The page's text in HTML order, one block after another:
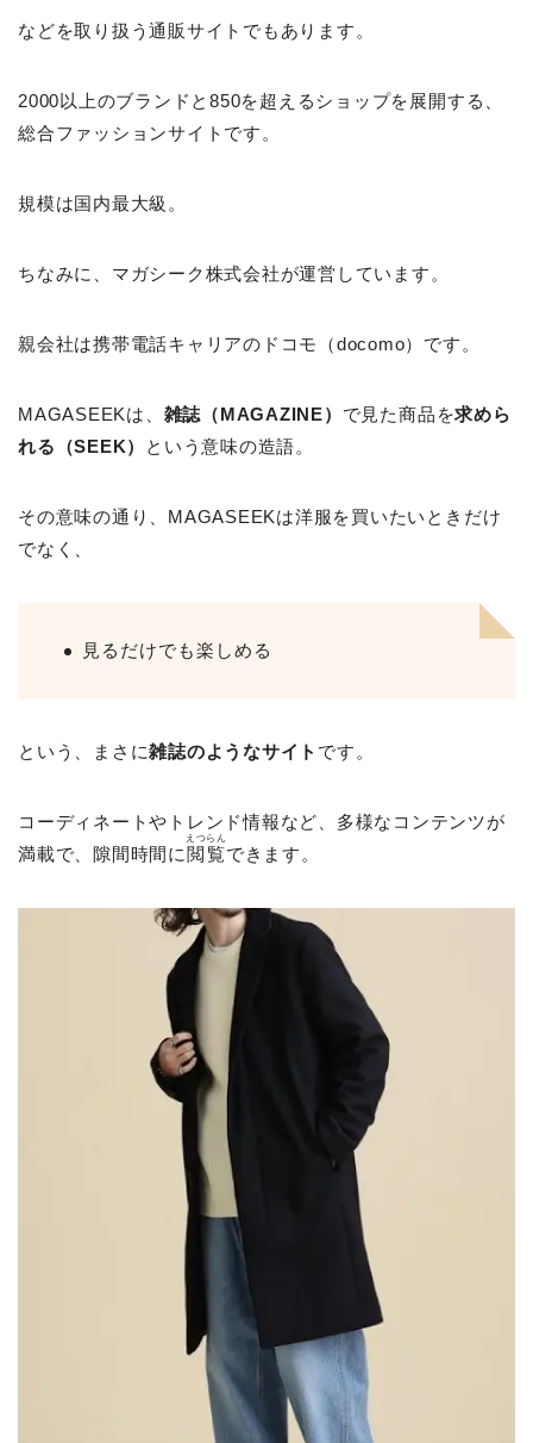
などを取り扱う通販サイトでもあります。
2000以上のブランドと850を超えるショップを展開する、
総合ファッションサイトです。
規模は国内最大級。
ちなみに、マガシーク株式会社が運営しています。
親会社は携帯電話キャリアのドコモ（docomo）です。
MAGASEEKは、 雑誌（MAGAZINE） で見た商品を求めら
れる（SEEK）
という意味の造語。
その意味の通り、MAGASEEKは洋服を買いたいときだけ
でなく、
見るだけでも楽しめる
という、まさに雑誌のようなサイト です。
コーディネートやトレンド情報など、多様なコンテンツが
満載で、隙間時間に 閲覧
えつらん
できます。